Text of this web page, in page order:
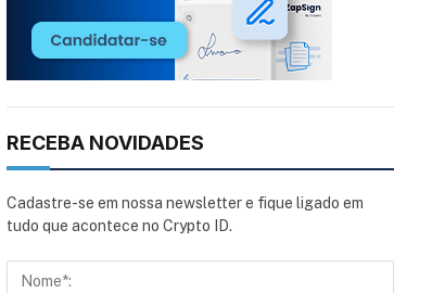
RECEBA NOVIDADES
Cadastre-se em nossa newsletter e fique ligado em
tudo que acontece no Crypto ID.